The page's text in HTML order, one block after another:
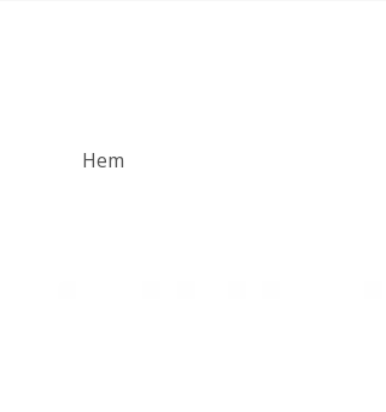
Hem